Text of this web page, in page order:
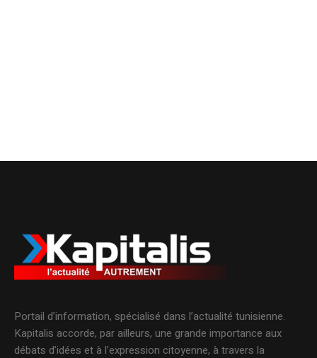
Portail d’information, spécialisé dans l’actualité tunisienne.
Kapitalis accorde, par ailleurs, une grande importance aux
débats d’idées et à l’expression citoyenne, à travers la